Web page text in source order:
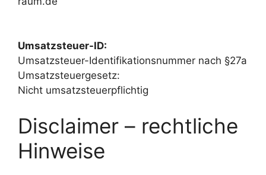
Umsatzsteuer-ID:
Umsatzsteuer-Identifikationsnummer nach §27a
Umsatzsteuergesetz:
Nicht umsatzsteuerpflichtig
Disclaimer – rechtliche
Hinweise
sind nicht
optional.
Sie werden
benötigt,
damit die
funktioniert.
Statistik